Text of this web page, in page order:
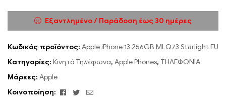
Εξαντλημένο / Παράδοση έως 30 ημέρες
Κωδικός προϊόντος: Apple iPhone 13 256GB MLQ73 Starlight EU
Κατηγορίες: Κινητά Τηλέφωνα, Apple Phones, ΤΗΛΕΦΩΝΙΑ
Μάρκες: Apple
Κοινοποίηση:
Facebook
TwitterEmail